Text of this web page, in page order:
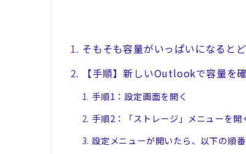
そもそも容量がいっぱいになると
【手順】新しいOutlookで容量を
手順1：設定画面を開く
手順2：「ストレージ」メニューを開
設定メニューが開いたら、以下の順番